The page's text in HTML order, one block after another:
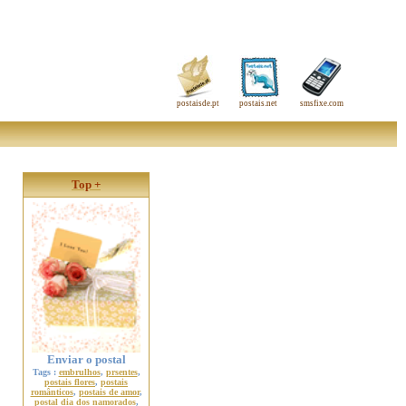
postaisde.pt postais.net smsfixe.com
Top +
Enviar o postal
Tags : embrulhos, prsentes,
postais flores, postais
românticos, postais de amor,
postal dia dos namorados,